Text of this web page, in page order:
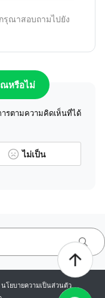
ณาสอบถามไปยัง
หรือไม่
ารตามความคิดเห็นที่ได้
ไม่เป็น
นโยบายความเป็นส่วนตัว